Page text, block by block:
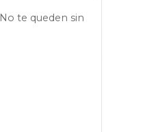
te queden sin